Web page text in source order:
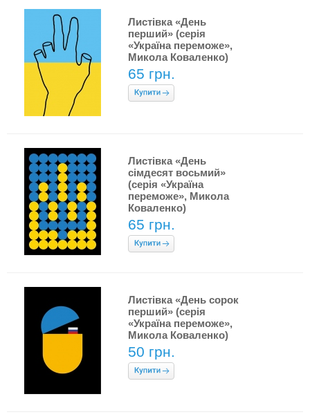
Листівка «День
перший» (серія
«Україна переможе»,
Микола Коваленко)
65 грн.
Листівка «День
сімдесят восьмий»
(серія «Україна
переможе», Микола
Коваленко)
65 грн.
Листівка «День сорок
перший» (серія
«Україна переможе»,
Микола Коваленко)
50 грн.